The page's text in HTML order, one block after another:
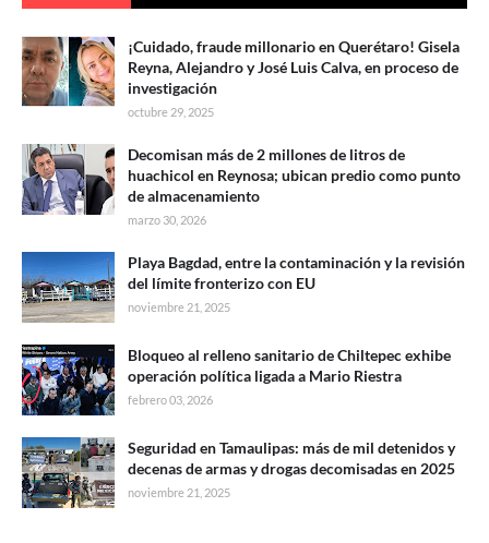
¡Cuidado, fraude millonario en Querétaro! Gisela
Reyna, Alejandro y José Luis Calva, en proceso de
investigación
octubre 29, 2025
Decomisan más de 2 millones de litros de
huachicol en Reynosa; ubican predio como punto
de almacenamiento
marzo 30, 2026
Playa Bagdad, entre la contaminación y la revisión
del límite fronterizo con EU
noviembre 21, 2025
Bloqueo al relleno sanitario de Chiltepec exhibe
operación política ligada a Mario Riestra
febrero 03, 2026
Seguridad en Tamaulipas: más de mil detenidos y
decenas de armas y drogas decomisadas en 2025
noviembre 21, 2025